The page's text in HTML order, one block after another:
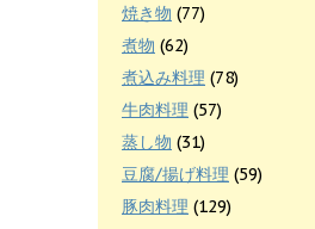
焼き物 (77)
煮物 (62)
煮込み料理 (78)
牛肉料理 (57)
蒸し物 (31)
豆腐/揚げ料理 (59)
豚肉料理 (129)